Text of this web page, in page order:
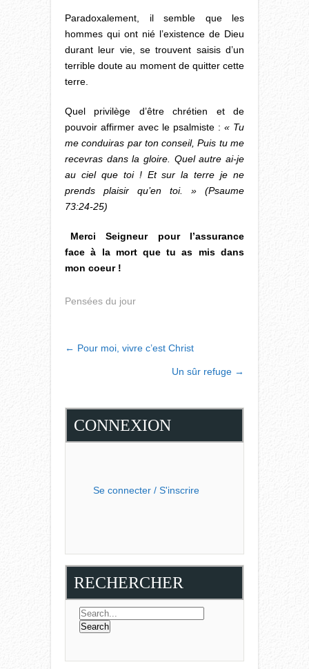
Paradoxalement, il semble que les
hommes qui ont nié l’existence de Dieu
durant leur vie, se trouvent saisis d’un
terrible doute au moment de quitter cette
terre.
Quel privilège d’être chrétien et de
pouvoir affirmer avec le psalmiste : « Tu
me conduiras par ton conseil, Puis tu me
recevras dans la gloire. Quel autre ai-je
au ciel que toi ! Et sur la terre je ne
prends plaisir qu’en toi. » (Psaume
73:24-25)
Merci Seigneur pour l’assurance
face à la mort que tu as mis dans
mon coeur !
Pensées du jour
POST
NAVIGATION
← Pour moi, vivre c’est Christ
Un sûr refuge →
CONNEXION
Se connecter / S'inscrire
RECHERCHER